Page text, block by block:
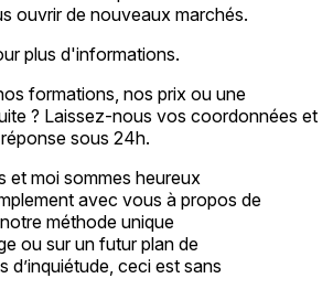
ouvrir de nouveaux marchés.
plus d'informations.
formations, nos prix ou une
? Laissez-nous vos coordonnées et
sous 24h.
et moi sommes heureux
avec vous à propos de
méthode unique
ou sur un futur plan de
d’inquiétude, ceci est sans